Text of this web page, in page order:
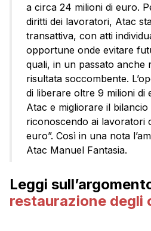
a circa 24 milioni di euro.
diritti dei lavoratori, Atac
transattiva, con atti
opportune onde evitare
quali, in un passato anche
risultata soccombente.
di liberare oltre 9 milioni di
Atac e migliorare il bilancio
riconoscendo ai lavoratori
euro”. Così in una nota
Atac Manuel Fantasia.
Leggi
restaurazione degli